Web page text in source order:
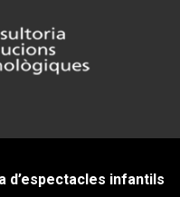
d’espectacles infantils